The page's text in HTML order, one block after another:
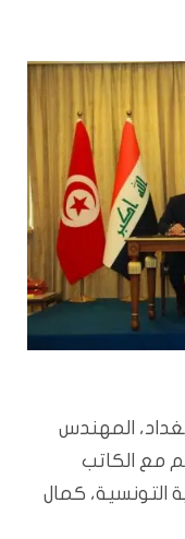
المهندس
مع الكاتب
التونسية، كمال